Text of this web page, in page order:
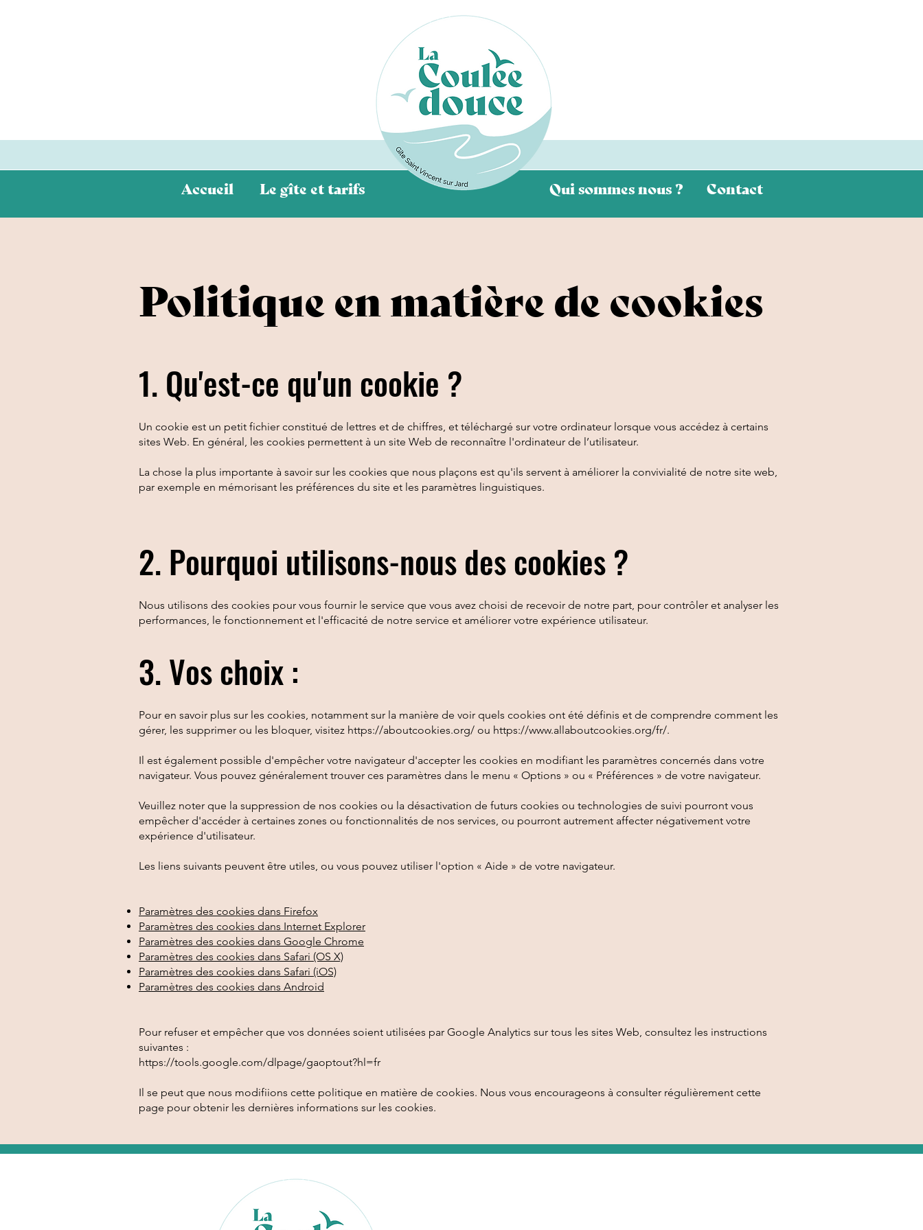
Accueil Le gîte et tarifs Qui sommes nous ? Contact
Politique en matière de cookies
1. Qu'est-ce qu'un cookie ?
Un cookie est un petit fichier constitué de lettres et de chiffres, et téléchargé sur votre ordinateur lorsque vous accédez à certains
sites Web. En général, les cookies permettent à un site Web de reconnaître l'ordinateur de l’utilisateur.
La chose la plus importante à savoir sur les cookies que nous plaçons est qu'ils servent à améliorer la convivialité de notre site web,
par exemple en mémorisant les préférences du site et les paramètres linguistiques.
2. Pourquoi utilisons-nous des cookies ?
Nous utilisons des cookies pour vous fournir le service que vous avez choisi de recevoir de notre part, pour contrôler et analyser les
performances, le fonctionnement et l'efficacité de notre service et améliorer votre expérience utilisateur.
3. Vos choix :
Pour en savoir plus sur les cookies, notamment sur la manière de voir quels cookies ont été définis et de comprendre comment les
gérer, les supprimer ou les bloquer, visitez https://aboutcookies.org/ ou https://www.allaboutcookies.org/fr/.
Il est également possible d'empêcher votre navigateur d'accepter les cookies en modifiant les paramètres concernés dans votre
navigateur. Vous pouvez généralement trouver ces paramètres dans le menu « Options » ou « Préférences » de votre navigateur.
Veuillez noter que la suppression de nos cookies ou la désactivation de futurs cookies ou technologies de suivi pourront vous
empêcher d'accéder à certaines zones ou fonctionnalités de nos services, ou pourront autrement affecter négativement votre
expérience d'utilisateur.
Les liens suivants peuvent être utiles, ou vous pouvez utiliser l'option « Aide » de votre navigateur.
Paramètres des cookies dans Firefox
Paramètres des cookies dans Internet Explorer
Paramètres des cookies dans Google Chrome
Paramètres des cookies dans Safari (OS X)
Paramètres des cookies dans Safari (iOS)
Paramètres des cookies dans Android
Pour refuser et empêcher que vos données soient utilisées par Google Analytics sur tous les sites Web, consultez les instructions
suivantes :
https://tools.google.com/dlpage/gaoptout?hl=fr
Il se peut que nous modifiions cette politique en matière de cookies. Nous vous encourageons à consulter régulièrement cette
page pour obtenir les dernières informations sur les cookies.